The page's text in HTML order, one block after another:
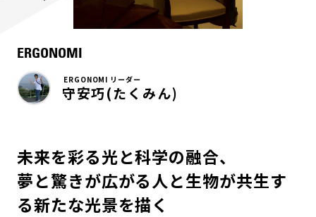
ERGONOMI
ERGONOMI リーダー
守安巧(たくみん)
未来を彩る光と科学の融合、
夢と驚きが広がる人と生物が共生す
る新たな光景を描く